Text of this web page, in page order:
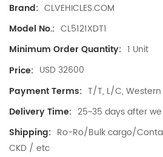
Brand: CLVEHICLES.COM
Model No.: CL5121XDT1
Minimum Order Quantity: 1 Unit
Price: USD 32600
Payment Terms: T/T, L/C, Western
Delivery Time: 25~35 days after
Shipping: Ro-Ro/Bulk cargo/
CKD / etc